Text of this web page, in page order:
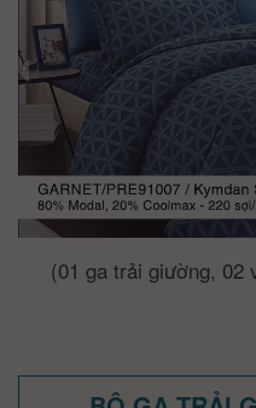
(01 ga trải giường, 02